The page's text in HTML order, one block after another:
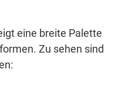
eine breite Palette
Zu sehen sind